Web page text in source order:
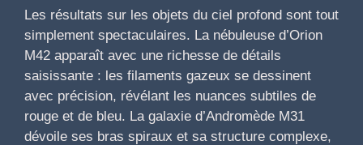
Les résultats sur les objets du ciel profond sont tout
simplement spectaculaires. La nébuleuse d’Orion
M42 apparaît avec une richesse de détails
saisissante : les filaments gazeux se dessinent
avec précision, révélant les nuances subtiles de
rouge et de bleu. La galaxie d’Andromède M31
dévoile ses bras spiraux et sa structure complexe,